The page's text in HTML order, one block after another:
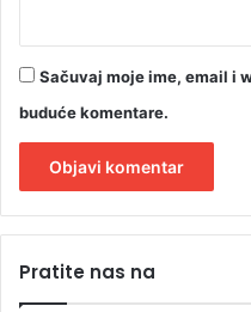
Sačuvaj moje ime, email i
buduće komentare.
tPratite nas na